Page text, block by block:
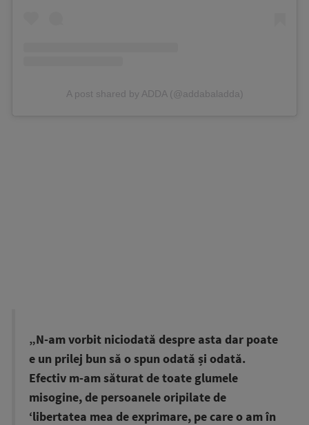
A post shared by ADDA (@addabaladda)
„N-am vorbit niciodată despre asta dar poate
e un prilej bun să o spun odată și odată.
Efectiv m-am săturat de toate glumele
misogine, de persoanele oripilate de
‘libertatea mea de exprimare, pe care o am în